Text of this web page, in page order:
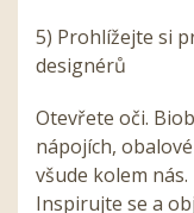
5) Prohlížejte si
designérů
Otevřete oči.
nápojích,
všude kolem nás.
Inspirujte se a